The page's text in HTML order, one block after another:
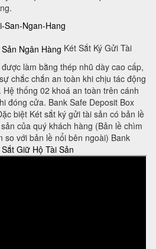
Két Sắt Ký Gửi Tài
làm bằng thép nhũ dày cao cấp,
chắc chắn an toàn khi chịu tác động
thống 02 khoá an toàn trên cánh
đóng cửa. Bank Safe Deposit Box
biệt Két sắt ký gửi tài sản có bản lề
của quý khách hàng (Bản lề chìm
so với bản lề nổi bên ngoài) Bank
Giữ Hộ Tài Sản